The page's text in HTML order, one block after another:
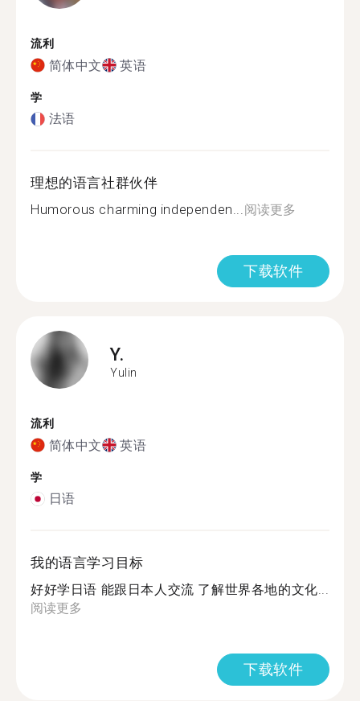
流利
简体中文 英语
学
法语
理想的语言社群伙伴
Humorous charming independen...阅读更多
下载软件
Y.
Yulin
流利
简体中文 英语
学
日语
我的语言学习目标
好好学日语 能跟日本人交流 了解世界各地的文化...
阅读更多
下载软件